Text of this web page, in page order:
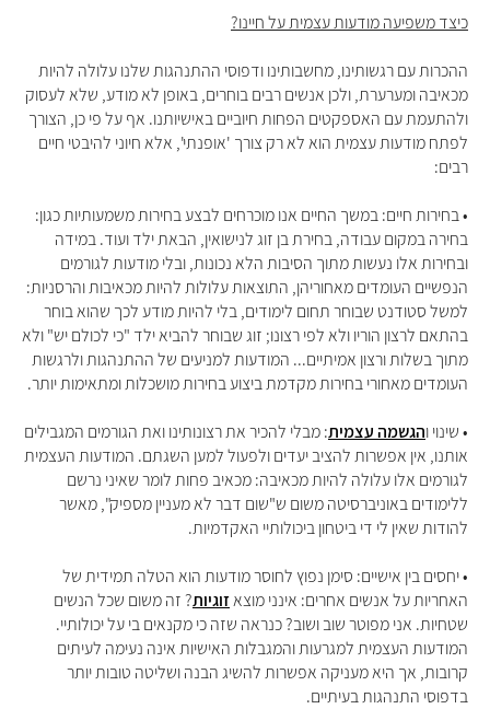
כיצד משפיעה מודעות עצמית על חיינו?
ההכרות עם רגשותינו, מחשבותינו ודפוסי ההתנהגות שלנו עלולה להיות
מכאיבה ומערערת, ולכן אנשים רבים בוחרים, באופן לא מודע, שלא לעסוק
ולהתעמת עם האספקטים הפחות חיוביים באישיותנו. אף על פי כן, הצורך
לפתח מודעות עצמית הוא לא רק צורך 'אופנתי', אלא חיוני להיבטי חיים
רבים:
• בחירות חיים: במשך החיים אנו מוכרחים לבצע בחירות משמעותיות כגון:
בחירה במקום עבודה, בחירת בן זוג לנישואין, הבאת ילד ועוד. במידה
ובחירות אלו נעשות מתוך הסיבות הלא נכונות, ובלי מודעות לגורמים
הנפשיים העומדים מאחוריהן, התוצאות עלולות להיות מכאיבות והרסניות:
למשל סטודנט שבוחר תחום לימודים, בלי להיות מודע לכך שהוא בוחר
בהתאם לרצון הוריו ולא לפי רצונו; זוג שבוחר להביא ילד "כי לכולם יש" ולא
מתוך בשלות ורצון אמיתיים... המודעות למניעים של ההתנהגות ולרגשות
העומדים מאחורי בחירות מקדמת ביצוע בחירות מושכלות ומתאימות יותר.
• שינוי והגשמה עצמית: מבלי להכיר את רצונותינו ואת הגורמים המגבילים
אותנו, אין אפשרות להציב יעדים ולפעול למען השגתם. המודעות העצמית
לגורמים אלו עלולה להיות מכאיבה: מכאיב פחות לומר שאיני נרשם
ללימודים באוניברסיטה משום ש"שום דבר לא מעניין מספיק", מאשר
להודות שאין לי די ביטחון ביכולותיי האקדמיות.
• יחסים בין אישיים: סימן נפוץ לחוסר מודעות הוא הטלה תמידית של
האחריות על אנשים אחרים: אינני מוצאזוגיות? זה משום שכל הנשים
שטחיות. אני מפוטר שוב ושוב? כנראה שזה כי מקנאים בי על יכולותיי.
המודעות העצמית למגרעות והמגבלות האישיות אינה נעימה לעיתים
קרובות, אך היא מעניקה אפשרות להשיג הבנה ושליטה טובות יותר
בדפוסי התנהגות בעיתיים.